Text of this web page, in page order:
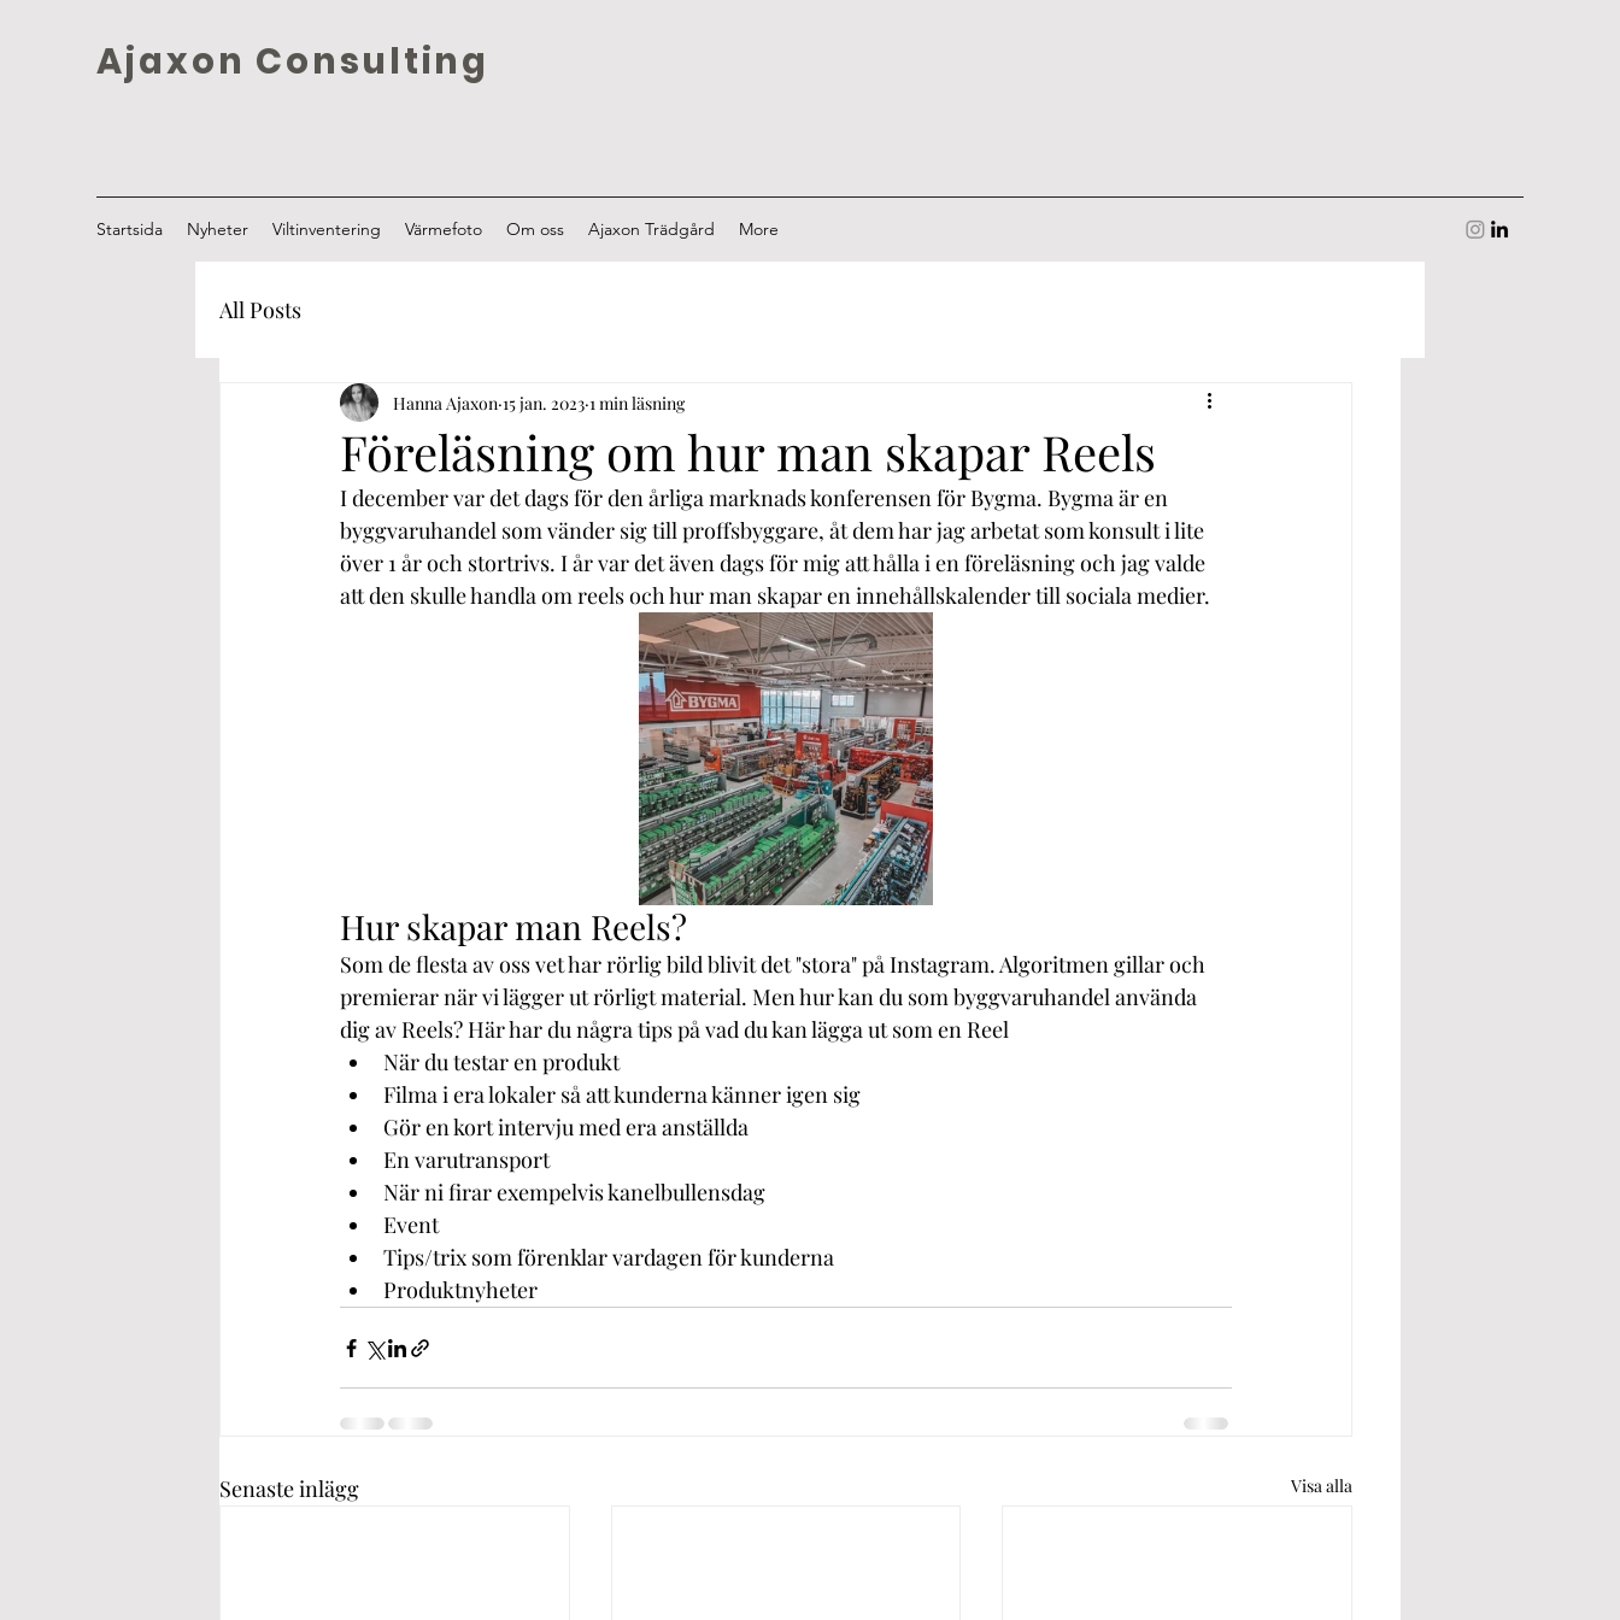
Ajaxon Consulting
Startsida Nyheter Viltinventering Värmefoto Om oss Ajaxon Trädgård More
All Posts
Föreläsning om hur man skapar Reels
Hanna Ajaxon 15 jan. 2023 1 min läsning
I december var det dags för den årliga marknads konferensen för Bygma. Bygma är en
byggvaruhandel som vänder sig till proffsbyggare, åt dem har jag arbetat som konsult i lite
över 1 år och stortrivs. I år var det även dags för mig att hålla i en föreläsning och jag valde
att den skulle handla om reels och hur man skapar en innehållskalender till sociala medier.
Hur skapar man Reels?
Som de flesta av oss vet har rörlig bild blivit det "stora" på Instagram. Algoritmen gillar och
premierar när vi lägger ut rörligt material. Men hur kan du som byggvaruhandel använda
dig av Reels? Här har du några tips på vad du kan lägga ut som en Reel
När du testar en produkt
Filma i era lokaler så att kunderna känner igen sig
Gör en kort intervju med era anställda
En varutransport
När ni firar exempelvis kanelbullensdag
Event
Tips/trix som förenklar vardagen för kunderna
Produktnyheter
Senaste inlägg Visa alla